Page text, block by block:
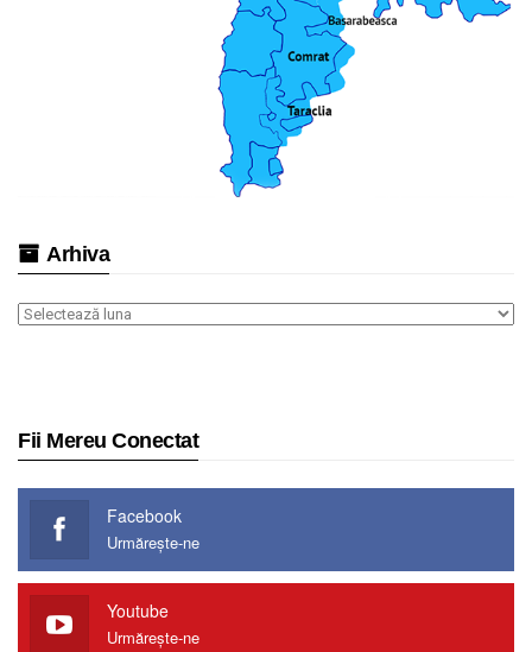
Arhiva
Arhiva
Fii Mereu Conectat
Facebook
Urmărește-ne
Youtube
Urmărește-ne